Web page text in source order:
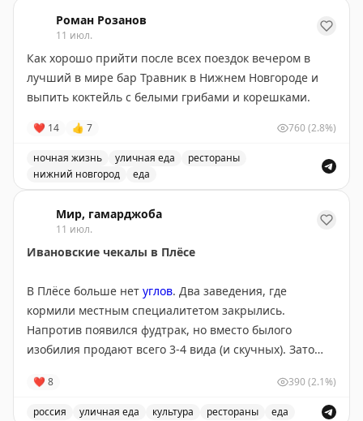
Роман Розанов
11 июл.
Как хорошо прийти после всех поездок вечером в
лучший в мире бар Травник в Нижнем Новгороде и
выпить коктейль с белыми грибами и корешками.
❤ 14 👍 7 760(2.8%)
ночная жизнь уличная еда
рестораны
нижний новгород
еда
Мир, гамарджоба
11 июл.
Ивановские чекалы в Плёсе
В Плёсе больше нет углов. Два заведения, где
кормили местным специалитетом закрылись.
Напротив появился фудтрак, но вместо былого
изобилия продают всего 3-4 вида (и скучных). Зато
уверяют, локальная кухня Ивановского региона. В
центре внимания чекалы — «традиционные блины
❤ 8 390(2.1%)
россия уличная еда культура рестораны еда